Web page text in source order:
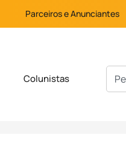
Parceiros e Anunciantes
Colunistas